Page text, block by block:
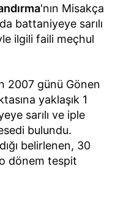
'nın Misakça
battaniyeye sarılı
ilgili faili meçhul
2007 günü Gönen
yaklaşık 1
sarılı ve iple
bulundu.
belirlenen, 30
dönem tespit